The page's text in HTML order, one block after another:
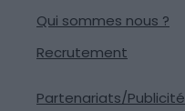
Qui sommes nous ?
Recrutement
Partenariats/Publicité